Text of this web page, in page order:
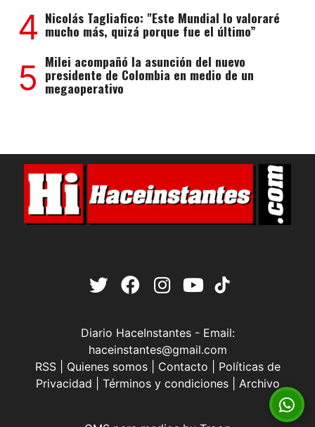
4 Nicolás Tagliafico: "Este Mundial lo valoraré
mucho más, quizá porque fue el último”
5 Milei acompañó la asunción del nuevo
presidente de Colombia en medio de un
megaoperativo
Diario HaceInstantes - Email:
haceinstantes@gmail.com
RSS| Quienes somos| Contacto
Políticas de
Privacidad
Términos y condiciones| Archivo